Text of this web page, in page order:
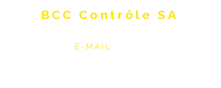
BCC Contrôle SA
E-MAIL